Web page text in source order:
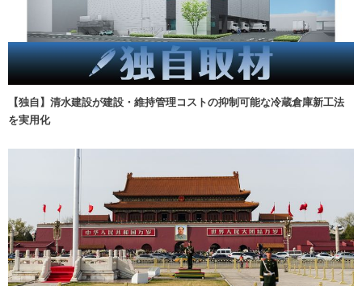
【独自】清水建設が建設・維持管理コストの抑制可能な冷蔵倉庫新工法
を実用化